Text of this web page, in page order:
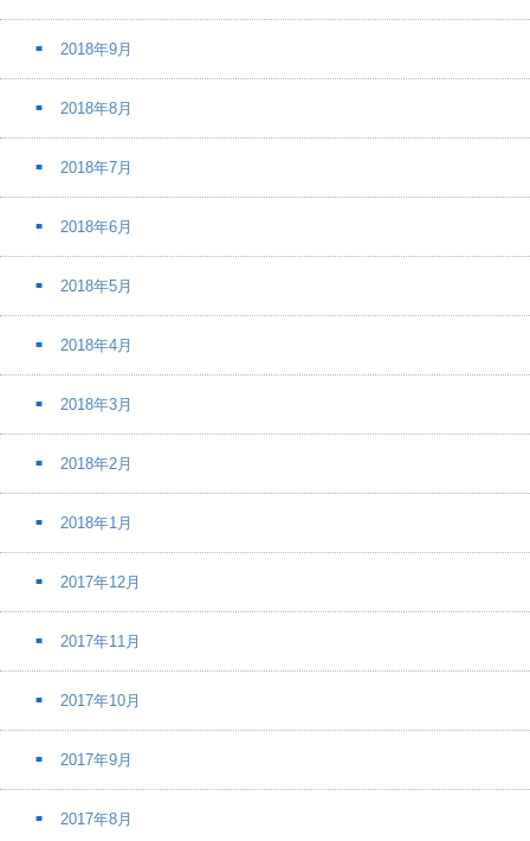
2018年9月
2018年8月
2018年7月
2018年6月
2018年5月
2018年4月
2018年3月
2018年2月
2018年1月
2017年12月
2017年11月
2017年10月
2017年9月
2017年8月